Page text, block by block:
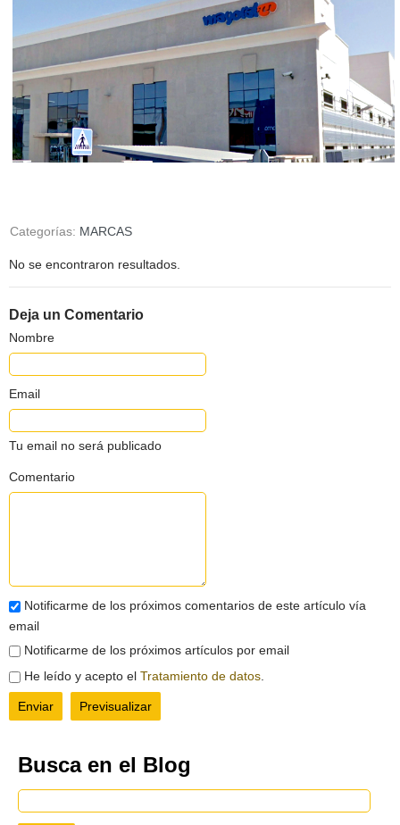
Categorías: MARCAS
No se encontraron resultados.
Deja un Comentario
Nombre
Email
Tu email no será publicado
Comentario
Notificarme de los próximos comentarios de este artículo vía
email
Notificarme de los próximos artículos por email
He leído y acepto el Tratamiento de datos
Busca en el Blog